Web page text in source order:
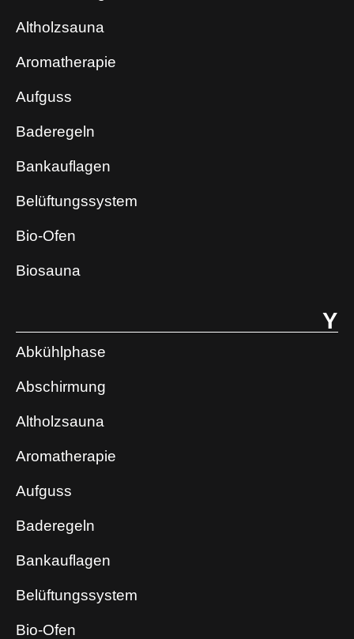
Altholzsauna
Aromatherapie
Aufguss
Baderegeln
Bankauflagen
Belüftungssystem
Bio-Ofen
Biosauna
Y
Abkühlphase
Abschirmung
Altholzsauna
Aromatherapie
Aufguss
Baderegeln
Bankauflagen
Belüftungssystem
Bio-Ofen